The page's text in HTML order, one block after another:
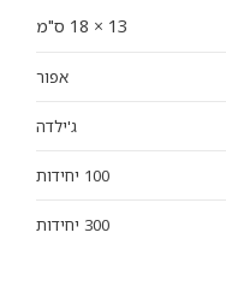
13 × 18 ס"מ
אפור
ג'ילדה
100 יחידות
300 יחידות